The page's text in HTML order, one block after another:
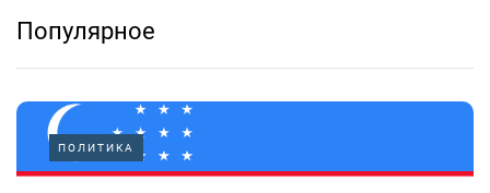
Популярное
ПОЛИТИКА